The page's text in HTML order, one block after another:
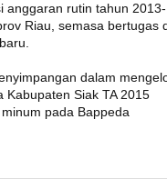
anggaran rutin tahun 2013-
Riau, semasa bertugas
dalam
Siak TA 2015
pada Bappeda